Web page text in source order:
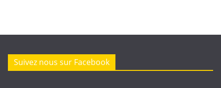
Suivez nous sur Facebook